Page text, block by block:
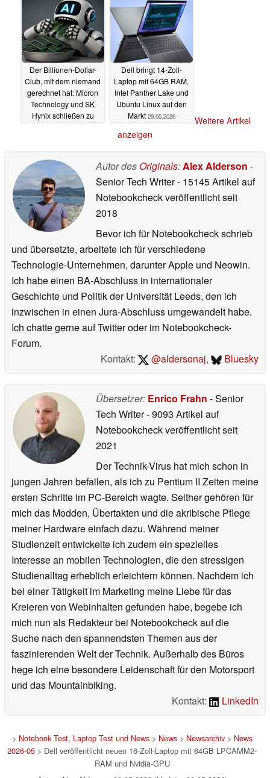
Der Billionen-Dollar-
Club, mit dem niemand
gerechnet hat: Micron
Technology und SK
Hynix schließen zu
Dell bringt 14-Zoll-
Laptop mit 64GB RAM,
Intel Panther Lake und
Ubuntu Linux auf den
Markt 29.05.2026
Weitere Artikel
anzeigen
Autor des Originals:Alex Alderson -
Senior Tech Writer- 15145 Artikel auf
Notebookcheck veröffentlichtseit
2018
Bevor ich für Notebookcheck schrieb
und übersetzte, arbeitete ich für verschiedene
Technologie-Unternehmen, darunter Apple und Neowin.
Ich habe einen BA-Abschluss in internationaler
Geschichte und Politik der Universität Leeds, den ich
inzwischen in einen Jura-Abschluss umgewandelt habe.
Ich chatte gerne auf Twitter oder im Notebookcheck-
Forum.
Kontakt:
@aldersonaj, Bluesky
Übersetzer: Enrico Frahn - Senior
Tech Writer- 9093 Artikel auf
Notebookcheck veröffentlichtseit
2021
Der Technik-Virus hat mich schon in
jungen Jahren befallen, als ich zu Pentium II Zeiten meine
ersten Schritte im PC-Bereich wagte. Seither gehören für
mich das Modden, Übertakten und die akribische Pflege
meiner Hardware einfach dazu. Während meiner
Studienzeit entwickelte ich zudem ein spezielles
Interesse an mobilen Technologien, die den stressigen
Studienalltag erheblich erleichtern können. Nachdem ich
bei einer Tätigkeit im Marketing meine Liebe für das
Kreieren von Webinhalten gefunden habe, begebe ich
mich nun als Redakteur bei Notebookcheck auf die
Suche nach den spannendsten Themen aus der
faszinierenden Welt der Technik. Außerhalb des Büros
hege ich eine besondere Leidenschaft für den Motorsport
und das Mountainbiking.
Kontakt:
LinkedIn
> Notebook Test, Laptop Test und News> News> Newsarchiv> News
2026-05 > Dell veröffentlicht neuen 16-Zoll-Laptop mit 64GB LPCAMM2-
RAM und Nvidia-GPU